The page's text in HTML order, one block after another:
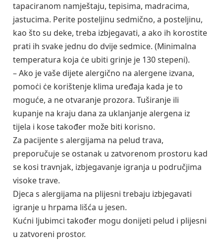
tapaciranom namještaju, tepisima, madracima,
jastucima. Perite posteljinu sedmično, a posteljinu,
kao što su deke, treba izbjegavati, a ako ih korostite
prati ih svake jednu do dvije sedmice. (Minimalna
temperatura koja ċe ubiti grinje je 130 stepeni).
– Ako je vaše dijete alergično na alergene izvana,
pomoċi ċe korištenje klima uređaja kada je to
moguće, a ne otvaranje prozora. Tuširanje ili
kupanje na kraju dana za uklanjanje alergena iz
tijela i kose također može biti korisno.
Za pacijente s alergijama na pelud trava,
preporučuje se ostanak u zatvorenom prostoru kad
se kosi travnjak, izbjegavanje igranja u područjima
visoke trave.
Djeca s alergijama na plijesni trebaju izbjegavati
igranje u hrpama lišća u jesen.
Kućni ljubimci također mogu donijeti pelud i plijesni
u zatvoreni prostor.